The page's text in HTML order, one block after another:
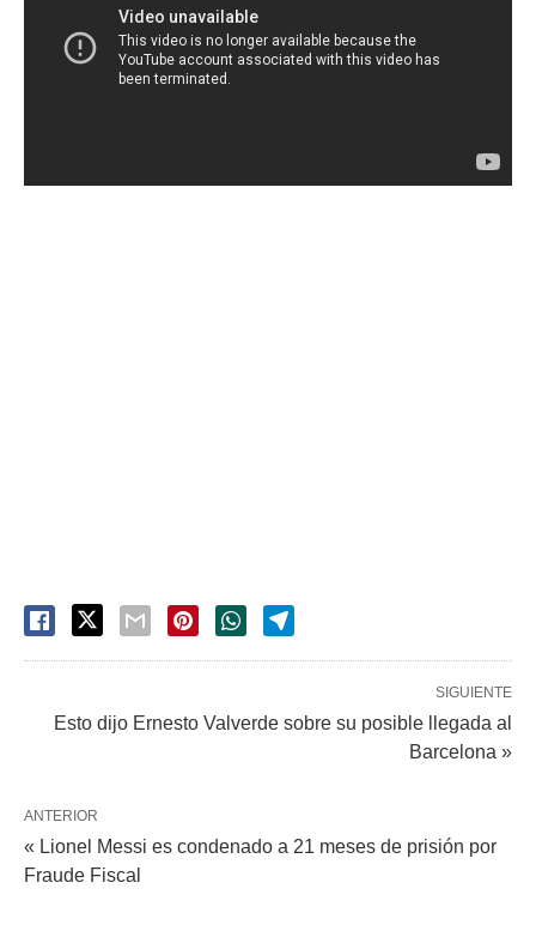
SIGUIENTE
Esto dijo Ernesto Valverde sobre su posible llegada al
Barcelona »
ANTERIOR
« Lionel Messi es condenado a 21 meses de prisión por
Fraude Fiscal